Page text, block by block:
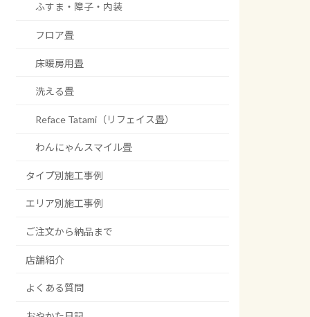
ふすま・障子・内装
フロア畳
床暖房用畳
洗える畳
Reface Tatami（リフェイス畳）
わんにゃんスマイル畳
タイプ別施工事例
エリア別施工事例
ご注文から納品まで
店舗紹介
よくある質問